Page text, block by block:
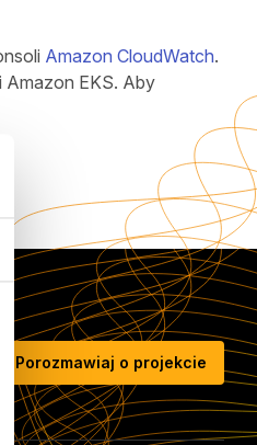
Amazon CloudWatch.
Amazon EKS. Aby
Porozmawiaj o projekcie